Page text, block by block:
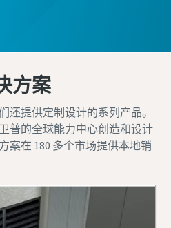
方案
还提供定制设计的系列产品。
普的全球能力中心创造和设计
案在 180 多个市场提供本地销